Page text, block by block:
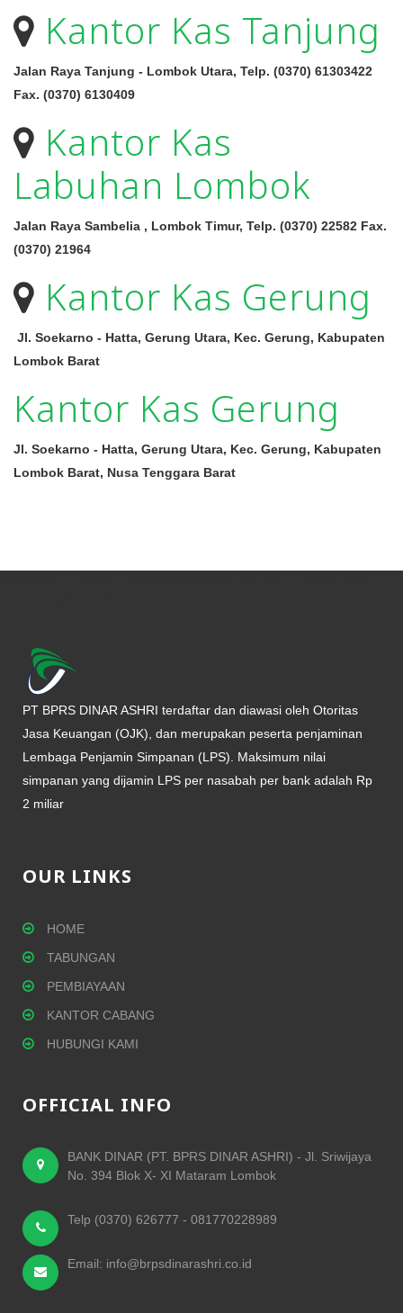
Kantor Kas Tanjung
Jalan Raya Tanjung - Lombok Utara, Telp. (0370) 61303422
Fax. (0370) 6130409
Kantor Kas
Labuhan Lombok
Jalan Raya Sambelia , Lombok Timur, Telp. (0370) 22582 Fax.
(0370) 21964
Kantor Kas Gerung
Jl. Soekarno - Hatta, Gerung Utara, Kec. Gerung, Kabupaten
Lombok Barat
Kantor Kas Gerung
Jl. Soekarno - Hatta, Gerung Utara, Kec. Gerung, Kabupaten
Lombok Barat, Nusa Tenggara Barat
PT BPRS DINAR ASHRI terdaftar dan diawasi oleh Otoritas
Jasa Keuangan (OJK), dan merupakan peserta penjaminan
Lembaga Penjamin Simpanan (LPS). Maksimum nilai
simpanan yang dijamin LPS per nasabah per bank adalah Rp
2 miliar
OUR LINKS
HOME
TABUNGAN
PEMBIAYAAN
KANTOR CABANG
HUBUNGI KAMI
OFFICIAL INFO
BANK DINAR (PT. BPRS DINAR ASHRI) - Jl. Sriwijaya
No. 394 Blok X- XI Mataram Lombok
Telp (0370) 626777 - 081770228989
Email: info@brpsdinarashri.co.id